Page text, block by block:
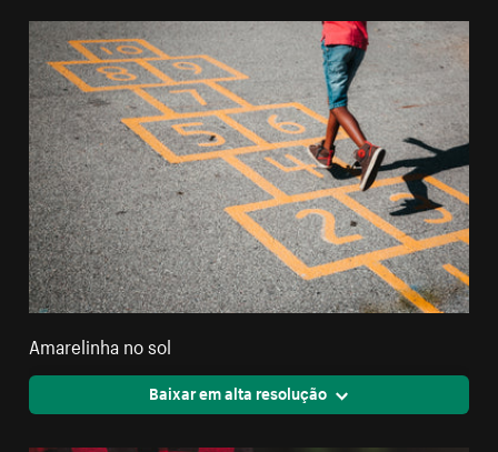
Amarelinha no sol
Baixar em alta resolução